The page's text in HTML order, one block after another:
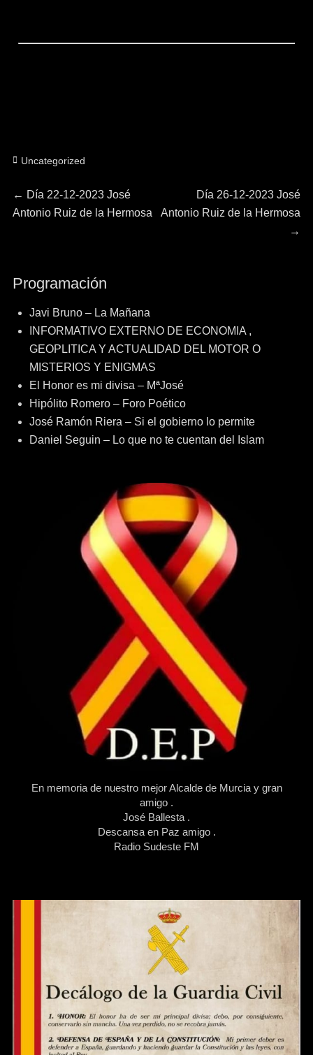
Categorías
Uncategorized
Navegación
← Entrada
anterior:
Día 22-12-2023 José
Antonio Ruiz de la Hermosa
Entrada
siguiente:
Día 26-12-2023 José
Antonio Ruiz de la Hermosa
→
Programación
Javi Bruno – La Mañana
INFORMATIVO EXTERNO DE ECONOMIA ,
GEOPLITICA Y ACTUALIDAD DEL MOTOR O
MISTERIOS Y ENIGMAS
El Honor es mi divisa – MªJosé
Hipólito Romero – Foro Poético
José Ramón Riera – Si el gobierno lo permite
Daniel Seguin – Lo que no te cuentan del Islam
En memoria de nuestro mejor Alcalde de Murcia y gran
amigo .
José Ballesta .
Descansa en Paz amigo .
Radio Sudeste FM